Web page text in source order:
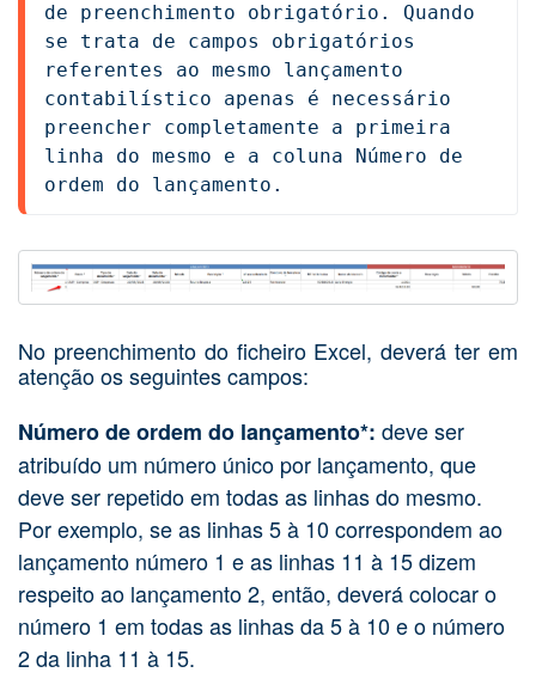
de preenchimento obrigatório. Quando
se trata de campos obrigatórios
referentes ao mesmo lançamento
contabilístico apenas é necessário
preencher completamente a primeira
linha do mesmo e a coluna Número de
ordem do lançamento.
No preenchimento do ficheiro Excel, deverá ter em
atenção os seguintes campos:
Número de ordem do lançamento*: deve ser
atribuído um número único por lançamento, que
deve ser repetido em todas as linhas do mesmo.
Por exemplo, se as linhas 5 à 10 correspondem ao
lançamento número 1 e as linhas 11 à 15 dizem
respeito ao lançamento 2, então, deverá colocar o
número 1 em todas as linhas da 5 à 10 e o número
2 da linha 11 à 15.